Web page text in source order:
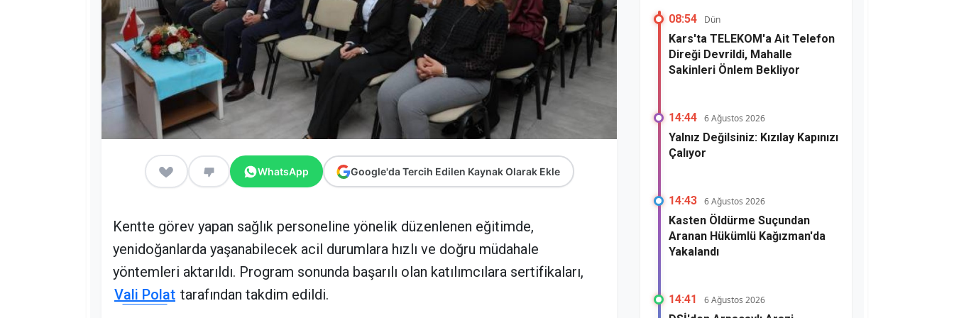
WhatsApp Google'da Tercih Edilen Kaynak Olarak Ekle
Kentte görev yapan sağlık personeline yönelik düzenlenen eğitimde,
yenidoğanlarda yaşanabilecek acil durumlara hızlı ve doğru müdahale
yöntemleri aktarıldı. Program sonunda başarılı olan katılımcılara sertifikaları,
Vali Polat tarafından takdim edildi.
08:54 Dün
Kars'ta TELEKOM'a Ait Telefon
Direği Devrildi, Mahalle
Sakinleri Önlem Bekliyor
14:44 6 Ağustos 2026
Yalnız Değilsiniz: Kızılay Kapınızı
Çalıyor
14:43 6 Ağustos 2026
Kasten Öldürme Suçundan
Aranan Hükümlü Kağızman'da
Yakalandı
14:41 6 Ağustos 2026